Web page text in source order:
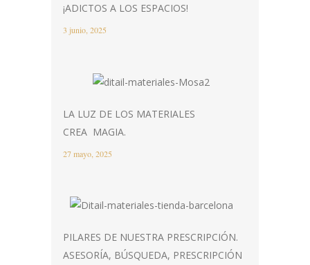
¡ADICTOS A LOS ESPACIOS!
3 junio, 2025
LA LUZ DE LOS MATERIALES
CREA MAGIA.
27 mayo, 2025
PILARES DE NUESTRA PRESCRIPCIÓN.
ASESORÍA, BÚSQUEDA, PRESCRIPCIÓN